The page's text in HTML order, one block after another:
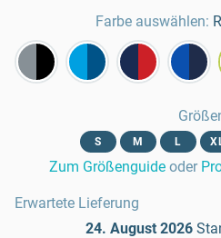
Farbe auswählen:
S M L
Zum Größenguide oder
Erwartete Lieferung
24. August 2026